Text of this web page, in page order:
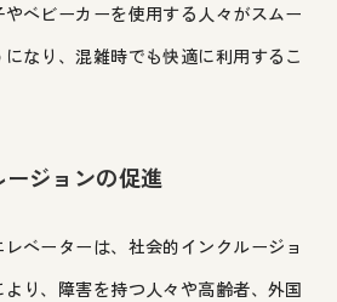
ベビーカーを使用する人々がスムー
なり、混雑時でも快適に利用するこ
ジョンの促進
ベーターは、社会的インクルージョ
り、障害を持つ人々や高齢者、外国